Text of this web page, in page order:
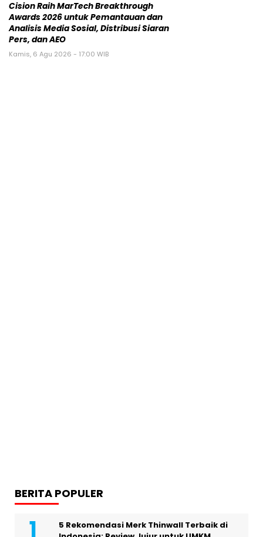
Cision Raih MarTech Breakthrough
Awards 2026 untuk Pemantauan dan
Analisis Media Sosial, Distribusi Siaran
Pers, dan AEO
Kamis, 6 Agu 2026 - 17:00 WIB
BERITA POPULER
5 Rekomendasi Merk Thinwall Terbaik di